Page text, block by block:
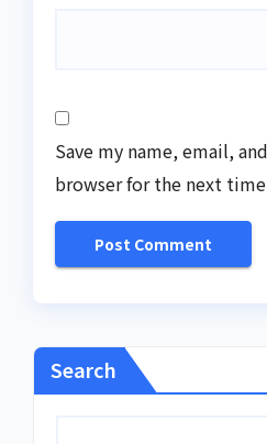
Save my name, email,
browser for the next
Search